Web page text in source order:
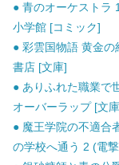
● 青のオーケストラ
小学館 [コミック]
● 彩雲国物語 黄金の
書店 [文庫]
● ありふれた職業で
オーバーラップ [文
● 魔王学院の不適合
の学校へ通う 2 (電